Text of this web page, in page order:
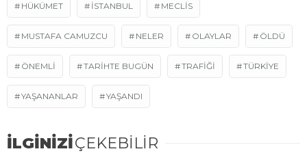
HÜKÜMET ISTANBUL MECLIS
MUSTAFA CAMUZCU NELER OLAYLAR ÖLDÜ
ÖNEMLI TARIHTE BUGÜN TRAFIĞI TÜRKIYE
YAŞANANLAR YAŞANDI
İLGİNİZİÇEKEBİLİR